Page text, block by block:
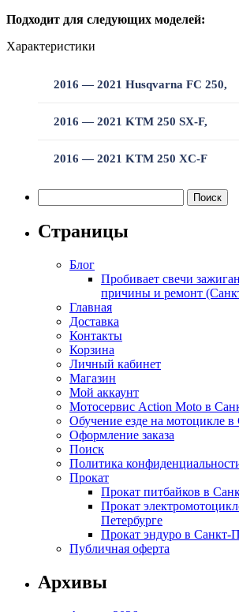
Подходит для следующих моделей:
Характеристики
2016 — 2021 Husqvarna FC 250,
2016 — 2021 KTM 250 SX-F,
2016 — 2021 KTM 250 XC-F
Страницы
Блог
Пробивает свечи
причины и ремонт
Главная
Доставка
Контакты
Корзина
Личный кабинет
Магазин
Мой аккаунт
Мотосервис Action Moto в
Обучение езде на мотоцикле в
Оформление заказа
Поиск
Политика
Прокат
Прокат питбайков в
Прокат
Петербурге
Прокат эндуро в Санкт-
Публичная оферта
Архивы